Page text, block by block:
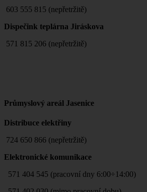
603 555 815 (nepřetržitě)
Dispečink teplárna Jiráskova
571 815 206 (nepřetržitě)
Průmyslový areál Jasenice
Distribuce elektřiny
724 650 866 (nepřetržitě)
Elektronické komunikace
571 404 545 (pracovní dny 6:00÷14:00)